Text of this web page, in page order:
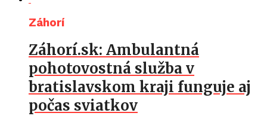
Záhorí
Záhorí.sk: Ambulantná
pohotovostná služba v
bratislavskom kraji funguje aj
počas sviatkov